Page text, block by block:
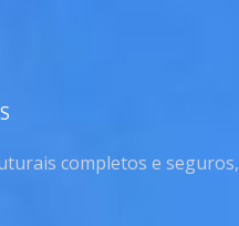
completos e